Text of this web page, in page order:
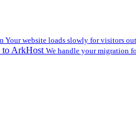
Your website loads slowly for visitors
to ArkHost We handle your migration